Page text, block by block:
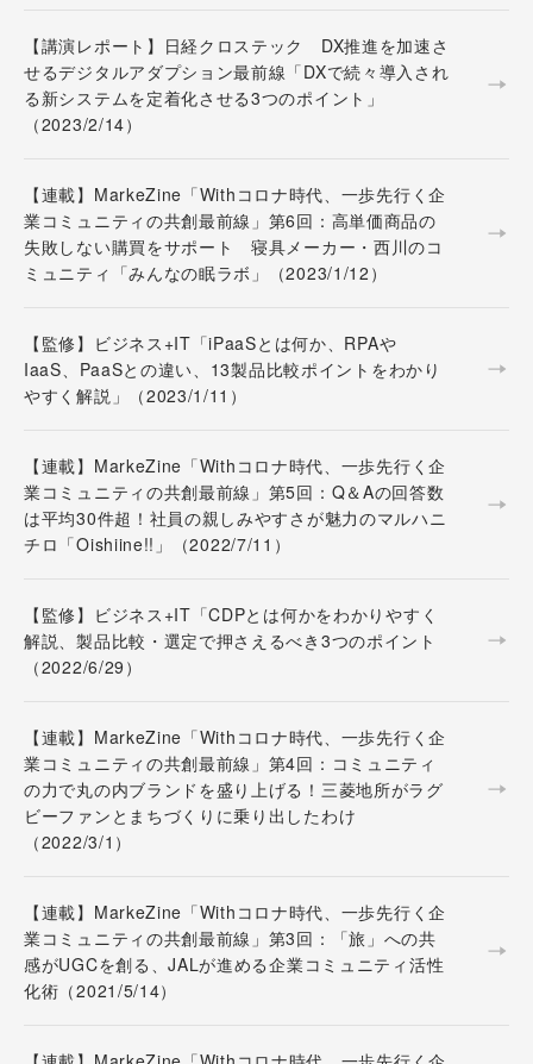
【講演レポート】日経クロステック DX推進を加速さ
せるデジタルアダプション最前線「DXで続々導入され
る新システムを定着化させる3つのポイント」
（2023/2/14）
【連載】MarkeZine「Withコロナ時代、一歩先行く企
業コミュニティの共創最前線」第6回：高単価商品の
失敗しない購買をサポート 寝具メーカー・西川のコ
ミュニティ「みんなの眠ラボ」（2023/1/12）
【監修】ビジネス+IT「iPaaSとは何か、RPAや
IaaS、PaaSとの違い、13製品比較ポイントをわかり
やすく解説」（2023/1/11）
【連載】MarkeZine「Withコロナ時代、一歩先行く企
業コミュニティの共創最前線」第5回：Q＆Aの回答数
は平均30件超！社員の親しみやすさが魅力のマルハニ
チロ「Oishiine!!」（2022/7/11）
【監修】ビジネス+IT「CDPとは何かをわかりやすく
解説、製品比較・選定で押さえるべき3つのポイント
（2022/6/29）
【連載】MarkeZine「Withコロナ時代、一歩先行く企
業コミュニティの共創最前線」第4回：コミュニティ
の力で丸の内ブランドを盛り上げる！三菱地所がラグ
ビーファンとまちづくりに乗り出したわけ
（2022/3/1）
【連載】MarkeZine「Withコロナ時代、一歩先行く企
業コミュニティの共創最前線」第3回：「旅」への共
感がUGCを創る、JALが進める企業コミュニティ活性
化術（2021/5/14）